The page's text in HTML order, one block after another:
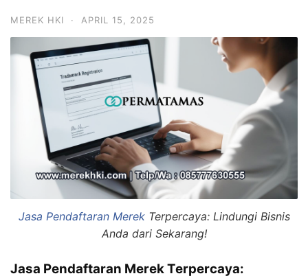
MEREK HKI · APRIL 15, 2025
Jasa Pendaftaran MerekTerpercaya: Lindungi Bisnis
Anda dari Sekarang!
Jasa Pendaftaran Merek Terpercaya: